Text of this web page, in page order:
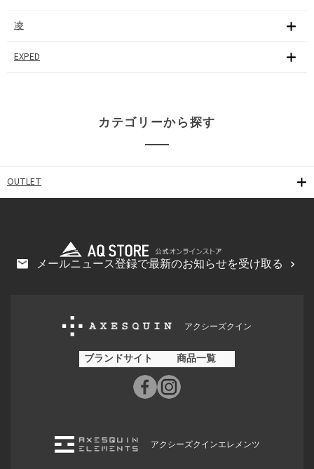
凌
EXPED
カテゴリーから探す
OUTLET
メールニュース登録で最新のお知らせを受け取る
アクシーズクイン
ブランドサイト 商品一覧
アクシーズクインエレメンツ